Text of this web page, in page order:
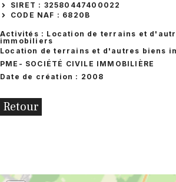
SIRET : 32580447400022
CODE NAF : 6820B
Activités : Location de terrains et
immobiliers
Location de terrains et d'autres biens
PME - SOCIÉTÉ CIVILE IMMOBILIÈRE
Date de création : 2008
Retour